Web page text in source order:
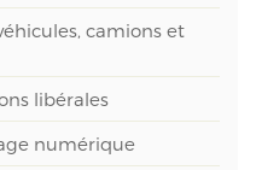
camions et
libérales
numérique